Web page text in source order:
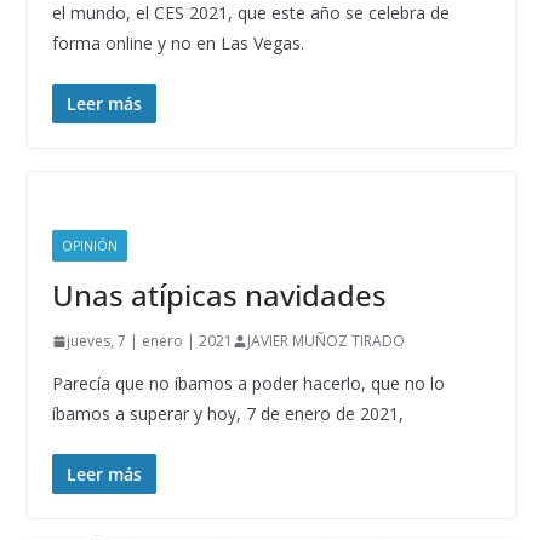
el mundo, el CES 2021, que este año se celebra de
forma online y no en Las Vegas.
Leer más
OPINIÓN
Unas atípicas navidades
jueves, 7 | enero | 2021 JAVIER MUÑOZ TIRADO
Parecía que no íbamos a poder hacerlo, que no lo
íbamos a superar y hoy, 7 de enero de 2021,
Leer más